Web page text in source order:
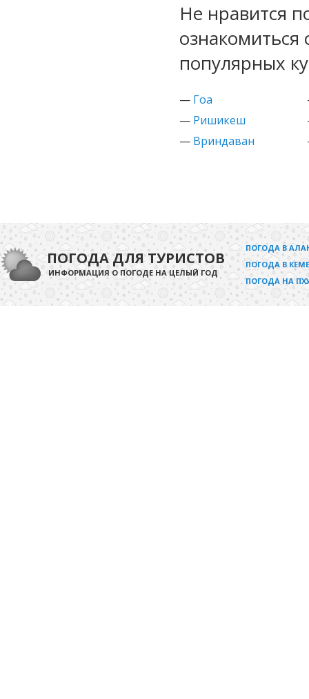
Не нравится
популярных
— Гоа
— Ришикеш
— Вриндаван
ПОГОДА ДЛЯ ТУРИСТОВ
ИНФОРМАЦИЯ О ПОГОДЕ НА ЦЕЛЫЙ ГОД
ПОГОДА В
ПОГОДА В
ПОГОДА НА